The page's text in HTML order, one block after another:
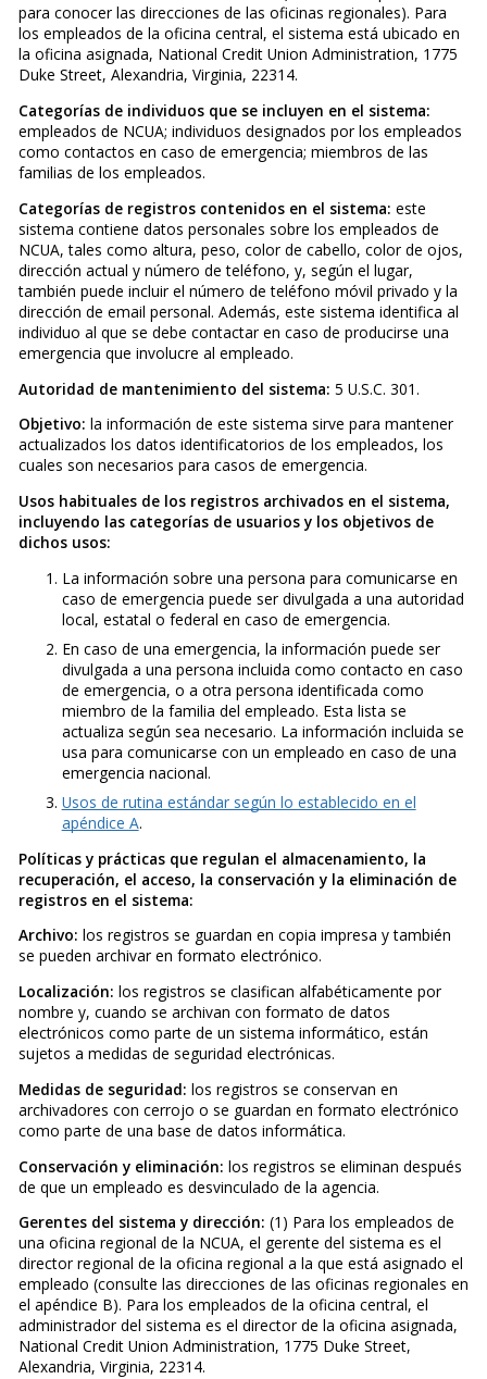
para conocer las direcciones de las oficinas regionales). Para
los empleados de la oficina central, el sistema está ubicado en
la oficina asignada, National Credit Union Administration, 1775
Duke Street, Alexandria, Virginia, 22314.
Categorías de individuos que se incluyen en el sistema:
empleados de NCUA; individuos designados por los empleados
como contactos en caso de emergencia; miembros de las
familias de los empleados.
Categorías de registros contenidos en el sistema: este
sistema contiene datos personales sobre los empleados de
NCUA, tales como altura, peso, color de cabello, color de ojos,
dirección actual y número de teléfono, y, según el lugar,
también puede incluir el número de teléfono móvil privado y la
dirección de email personal. Además, este sistema identifica al
individuo al que se debe contactar en caso de producirse una
emergencia que involucre al empleado.
Autoridad de mantenimiento del sistema: 5 U.S.C. 301.
Objetivo: la información de este sistema sirve para mantener
actualizados los datos identificatorios de los empleados, los
cuales son necesarios para casos de emergencia.
Usos habituales de los registros archivados en el sistema,
incluyendo las categorías de usuarios y los objetivos de
dichos usos:
La información sobre una persona para comunicarse en
caso de emergencia puede ser divulgada a una autoridad
local, estatal o federal en caso de emergencia.
En caso de una emergencia, la información puede ser
divulgada a una persona incluida como contacto en caso
de emergencia, o a otra persona identificada como
miembro de la familia del empleado. Esta lista se
actualiza según sea necesario. La información incluida se
usa para comunicarse con un empleado en caso de una
emergencia nacional.
Usos de rutina estándar según lo establecido en el
apéndice A.
Políticas y prácticas que regulan el almacenamiento, la
recuperación, el acceso, la conservación y la eliminación de
registros en el sistema:
Archivo: los registros se guardan en copia impresa y también
se pueden archivar en formato electrónico.
Localización: los registros se clasifican alfabéticamente por
nombre y, cuando se archivan con formato de datos
electrónicos como parte de un sistema informático, están
sujetos a medidas de seguridad electrónicas.
Medidas de seguridad: los registros se conservan en
archivadores con cerrojo o se guardan en formato electrónico
como parte de una base de datos informática.
Conservación y eliminación: los registros se eliminan después
de que un empleado es desvinculado de la agencia.
Gerentes del sistema y dirección: (1) Para los empleados de
una oficina regional de la NCUA, el gerente del sistema es el
director regional de la oficina regional a la que está asignado el
empleado (consulte las direcciones de las oficinas regionales en
el apéndice B). Para los empleados de la oficina central, el
administrador del sistema es el director de la oficina asignada,
National Credit Union Administration, 1775 Duke Street,
Alexandria, Virginia, 22314.